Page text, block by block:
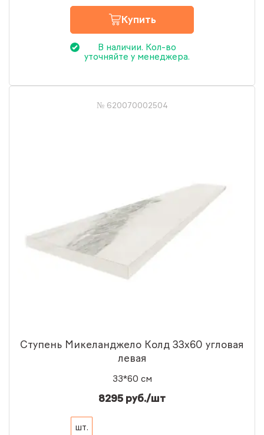
Купить
В наличии. Кол-во
уточняйте у менеджера.
№ 620070002504
Ступень Микеланджело Колд 33x60 угловая
левая
33*60 см
8295 руб./шт
шт.